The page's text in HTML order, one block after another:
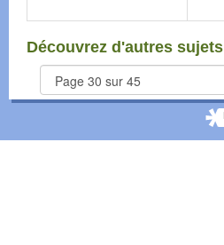
Découvrez d'autres sujets